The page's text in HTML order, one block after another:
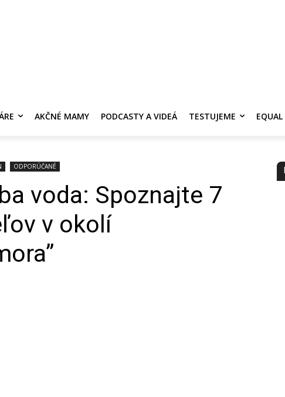
AKČNÉ MAMY PODCASTY A VIDEÁ TESTUJEME EQUAL
ODPORÚČANÉ
voda: Spoznajte 7
v okolí